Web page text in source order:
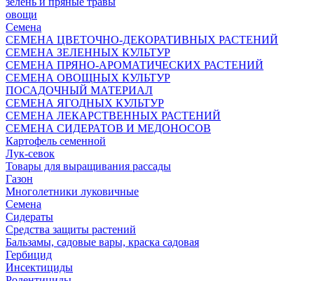
овощи
Семена
СЕМЕНА ЦВЕТОЧНО-ДЕКОРАТИВНЫХ РАСТЕНИЙ
СЕМЕНА ЗЕЛЕННЫХ КУЛЬТУР
СЕМЕНА ПРЯНО-АРОМАТИЧЕСКИХ РАСТЕНИЙ
СЕМЕНА ОВОЩНЫХ КУЛЬТУР
ПОСАДОЧНЫЙ МАТЕРИАЛ
СЕМЕНА ЯГОДНЫХ КУЛЬТУР
СЕМЕНА ЛЕКАРСТВЕННЫХ РАСТЕНИЙ
СЕМЕНА СИДЕРАТОВ И МЕДОНОСОВ
Картофель семенной
Лук-севок
Товары для выращивания рассады
Газон
Многолетники луковичные
Семена
Сидераты
Средства защиты растений
Бальзамы, садовые вары, краска садовая
Гербицид
Инсектициды